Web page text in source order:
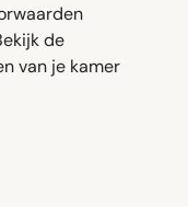
de
van je kamer